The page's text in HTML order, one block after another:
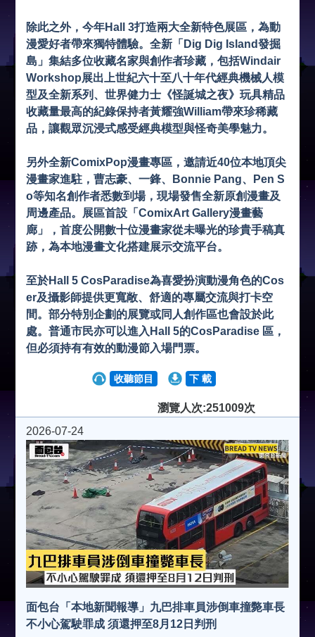
除此之外，今年Hall 3打造兩大全新特色展區，為動
漫愛好者帶來獨特體驗。全新「Dig Dig Island發掘
島」集結多位收藏名家與創作者珍藏，包括Windair
Workshop展出上世紀六十至八十年代經典機械人模
型及全新系列、世界健力士《怪誕城之夜》玩具精品
收藏量最高的紀錄保持者黃耀強William帶來珍稀藏
品，讓觀眾沉浸式感受經典模型與怪奇美學魅力。
另外全新ComixPop漫畫專區，邀請近40位本地頂尖
漫畫家進駐，曹志豪、一鋒、Bonnie Pang、Pen S
o等知名創作者悉數到場，現場發售全新原創漫畫及
周邊產品。展區首設「ComixArt Gallery漫畫藝
廊」，首度公開數十位漫畫家從未曝光的珍貴手稿真
跡，為本地漫畫文化搭建展示交流平台。
至於Hall 5 CosParadise為喜愛扮演動漫角色的Cos
er及攝影師提供更寬敞、舒適的專屬交流與打卡空
間。部分特別企劃的展覽或同人創作區也會設於此
處。普通市民亦可以進入Hall 5的CosParadise 區，
但必須持有有效的動漫節入場門票。
收聽節目 下 載
瀏覽人次:251009次
2026-07-24
面包台「本地新聞報導」九巴排車員涉倒車撞斃車長
不小心駕駛罪成 須還押至8月12日判刑